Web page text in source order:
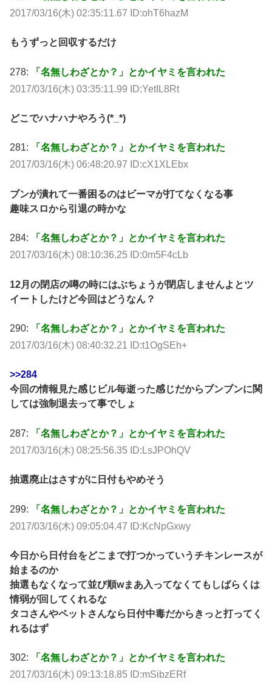
2017/03/16(木) 02:35:11.67 ID:ohT6hazM
もうずっと回収するだけ
278:
「名無しわざとか？」とかイヤミを言われた
2017/03/16(木) 03:35:11.99 ID:YetIL8Rt
どこでハナハナやろう(*_*)
281:
「名無しわざとか？」とかイヤミを言われた
2017/03/16(木) 06:48:20.97 ID:cX1XLEbx
ブンが潰れて一番困るのはビーマが打てなくなる事
趣味スロから引退の時かな
284:
「名無しわざとか？」とかイヤミを言われた
2017/03/16(木) 08:10:36.25 ID:0m5F4cLb
12月の閉店の噂の時にはぶちょうが閉店しませんよとツ
イートしたけど今回はどうなん？
290:
「名無しわざとか？」とかイヤミを言われた
2017/03/16(木) 08:40:32.21 ID:t1OgSEh+
>>284
今回の情報見た感じビル毎逝った感じだからブンブンに関
しては強制退去って事でしょ
287:
「名無しわざとか？」とかイヤミを言われた
2017/03/16(木) 08:25:56.35 ID:LsJPOhQV
抽選廃止はさすがに日付もやめそう
299:
「名無しわざとか？」とかイヤミを言われた
2017/03/16(木) 09:05:04.47 ID:KcNpGxwy
今日から日付台をどこまで打つかっていうチキンレースが
始まるのか
抽選もなくなって並び順wまあ入ってなくてもしばらくは
情弱が回してくれるな
タコさんやペットさんなら日付中毒だからきっと打ってく
れるはず
302:
「名無しわざとか？」とかイヤミを言われた
2017/03/16(木) 09:13:18.85 ID:mSibzERf